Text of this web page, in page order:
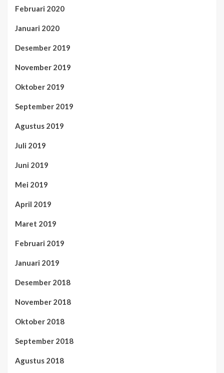
Februari 2020
Januari 2020
Desember 2019
November 2019
Oktober 2019
September 2019
Agustus 2019
Juli 2019
Juni 2019
Mei 2019
April 2019
Maret 2019
Februari 2019
Januari 2019
Desember 2018
November 2018
Oktober 2018
September 2018
Agustus 2018